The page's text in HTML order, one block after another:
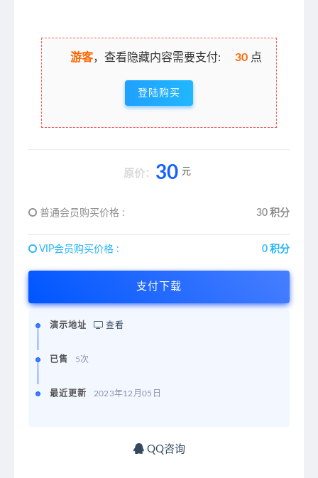
游客，查看隐藏内容需要支付: 30 点
登陆购买
原价： 30 元
普通会员购买价格 : 30 积分
VIP会员购买价格 : 0 积分
支付下载
演示地址 查看
已售 5次
最近更新 2023年12月05日
QQ咨询